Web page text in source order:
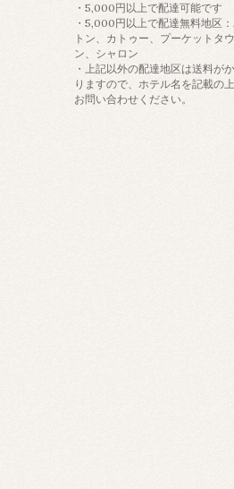
・5,000円以上で配達可能です
・5,000円以上で配達無料地区
トン、カトゥー、プーケットタウ
ン、シャロン
・上記以外の配達地区は送料が
りますので、ホテル名を記載の
お問い合わせください。